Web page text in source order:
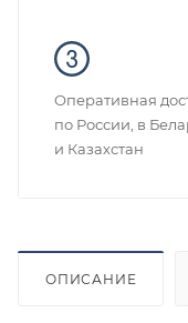
Оперативная
по России, в
и Казахстан
ОПИСАНИЕ